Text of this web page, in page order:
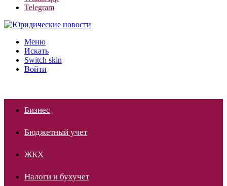
Telegram
Меню
Искать
Switch skin
Войти
Бизнес
Бюджетный учет
ЖКХ
Налоги и бухучет